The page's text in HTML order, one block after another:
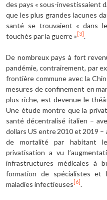
des pays « sous-investissaient
que les plus grandes lacunes
santé se trouvaient « dans
touchés par la guerre » [3] .
De nombreux pays à fort
pandémie, contrairement, par
frontière commune avec la
mesures de confinement en
plus riche, est devenue le
Une étude montre que la
santé décentralisé italien –
dollars US entre 2010 et 2019
de mortalité par habitant
privatisation a vu
infrastructures médicales à
formation de spécialistes et
maladies infectieuses [6] .